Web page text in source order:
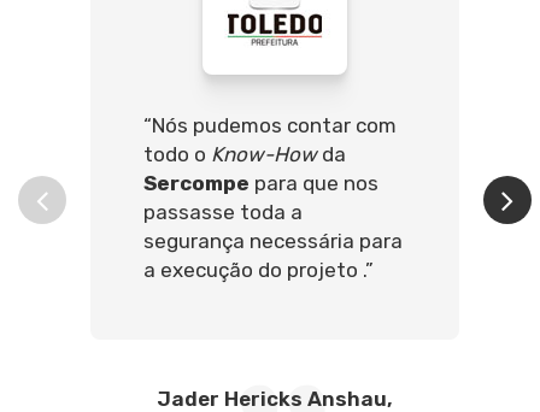
“Nós pudemos contar com
todo o Know-How da
Sercompe para que nos
passasse toda a
segurança necessária para
a execução do projeto .”
Jader Hericks Anshau,